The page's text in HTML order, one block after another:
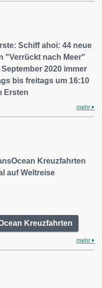
Schiff ahoi: 44 neue
"Verrückt nach Meer"
September 2020 immer
bis freitags um 16:10
Ersten
mehr
Kreuzfahrten
auf Weltreise
Kreuzfahrten
mehr